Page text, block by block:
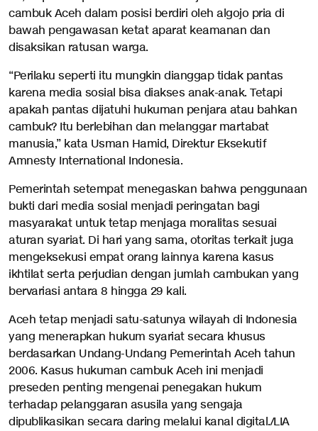
cambuk Aceh dalam posisi berdiri oleh algojo pria di
bawah pengawasan ketat aparat keamanan dan
disaksikan ratusan warga.
“Perilaku seperti itu mungkin dianggap tidak pantas
karena media sosial bisa diakses anak-anak. Tetapi
apakah pantas dijatuhi hukuman penjara atau bahkan
cambuk? Itu berlebihan dan melanggar martabat
manusia,” kata Usman Hamid, Direktur Eksekutif
Amnesty International Indonesia.
Pemerintah setempat menegaskan bahwa penggunaan
bukti dari media sosial menjadi peringatan bagi
masyarakat untuk tetap menjaga moralitas sesuai
aturan syariat. Di hari yang sama, otoritas terkait juga
mengeksekusi empat orang lainnya karena kasus
ikhtilat serta perjudian dengan jumlah cambukan yang
bervariasi antara 8 hingga 29 kali.
Aceh tetap menjadi satu-satunya wilayah di Indonesia
yang menerapkan hukum syariat secara khusus
berdasarkan Undang-Undang Pemerintah Aceh tahun
2006. Kasus hukuman cambuk Aceh ini menjadi
preseden penting mengenai penegakan hukum
terhadap pelanggaran asusila yang sengaja
dipublikasikan secara daring melalui kanal digital./LIA